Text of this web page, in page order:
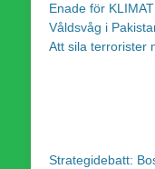
Enade för
Våldsvåg i
Att sila terrorister
Strategidebatt: